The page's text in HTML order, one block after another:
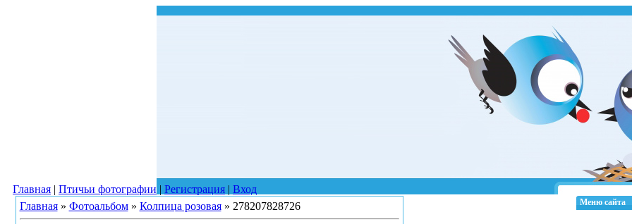
Главная | Птичьи фотографии | Регистрация | Вход
Главная» Фотоальбом» Колпица розовая» 278207828726 Меню сайта